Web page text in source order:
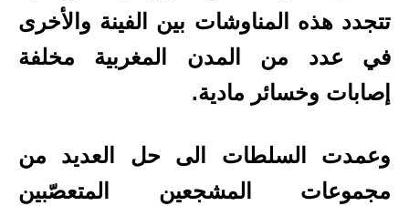
تتجدد هذه المناوشات بين الفينة والأخرى
في عدد من المدن المغربية مخلفة
إصابات وخسائر مادية.
وعمدت السلطات الى حل العديد من
مجموعات المشجعين المتعصّبين